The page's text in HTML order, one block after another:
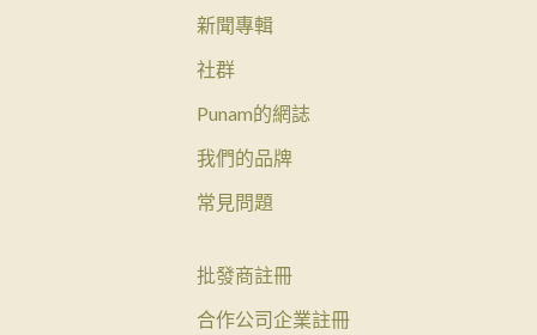
新聞專輯
社群
Punam的網誌
我們的品牌
常見問題
批發商註冊
合作公司企業註冊